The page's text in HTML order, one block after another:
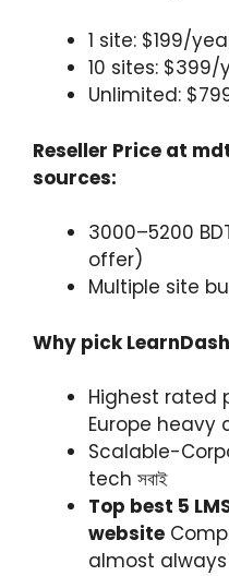
1 site: $199/
10 sites: $399/
Unlimited:
Reseller Price at
sources:
3000–5200
offer)
Multiple site
Why pick
Highest rated
Europe heavy
Scalable-
tech সবাই
Top best 5
website
almost always